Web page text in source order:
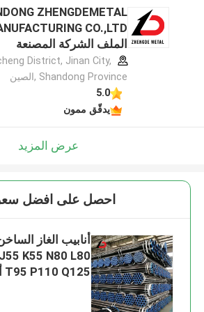
ZHENGDEMETAL
الملف الشركة المصنعة
District, Jinan City,
Shandong Province ,الصين
5.0
يدقّق ممون
عرض المزيد
احصل على افضل
K55 N80 L80